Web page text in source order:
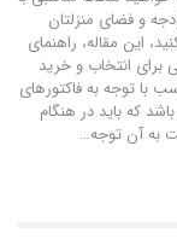
و فضای منزلتان
این مقاله، راهنمای
برای انتخاب و خرید
با توجه به فاکتورهای
که باید در هنگام
به آن توجه…